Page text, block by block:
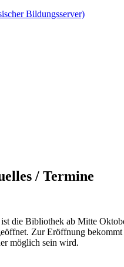
Bildungsserver)
/ Termine
die Bibliothek ab Mitte
Zur Eröffnung
möglich sein wird.